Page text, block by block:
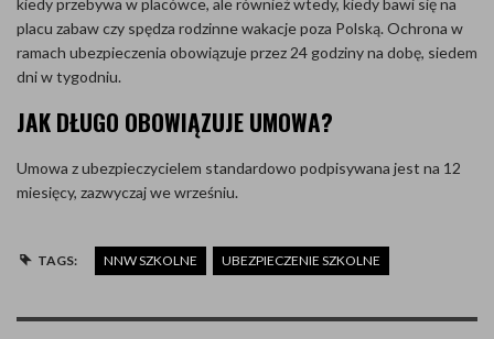
kiedy przebywa w placówce, ale również wtedy, kiedy bawi się na
placu zabaw czy spędza rodzinne wakacje poza Polską. Ochrona w
ramach ubezpieczenia obowiązuje przez 24 godziny na dobę, siedem
dni w tygodniu.
JAK DŁUGO OBOWIĄZUJE UMOWA?
Umowa z ubezpieczycielem standardowo podpisywana jest na 12
miesięcy, zazwyczaj we wrześniu.
TAGS: NNW SZKOLNE UBEZPIECZENIE SZKOLNE